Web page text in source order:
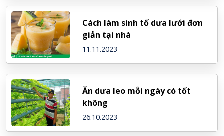
Cách làm sinh tố dưa lưới đơn
giản tại nhà
11.11.2023
Ăn dưa leo mỗi ngày có tốt
không
26.10.2023